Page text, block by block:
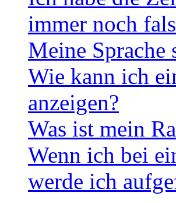
immer noch
Meine Sprache
Wie kann ich
anzeigen?
Was ist mein
Wenn ich bei
werde ich